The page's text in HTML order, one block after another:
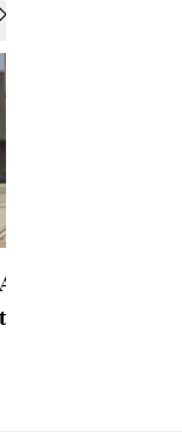
ABD'de konut
toparlandı